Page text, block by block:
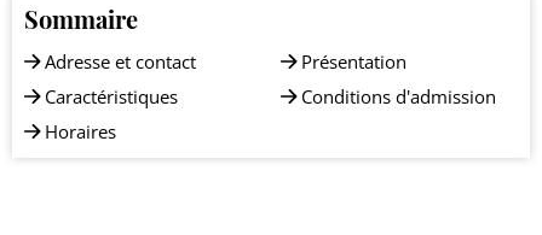
Sommaire
Adresse et contact
Caractéristiques
Horaires
Présentation
Conditions d'admission